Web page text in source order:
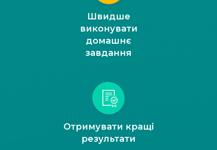
Швидше
виконувати
домашнє
завдання
Отримувати кращі
результати